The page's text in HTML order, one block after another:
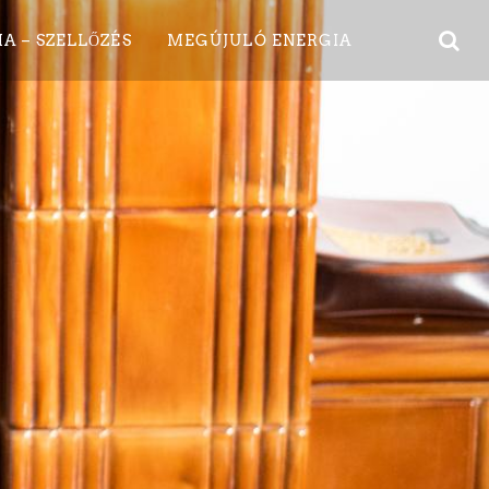
– SZELLŐZÉS MEGÚJULÓ ENERGIA